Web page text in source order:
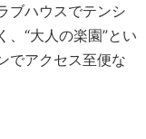
ブハウスでテンシ
、“大人の楽園”とい
でアクセス至便な